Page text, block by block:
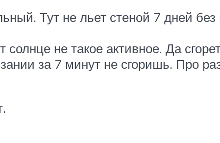
Тут не льет стеной 7 дней
солнце не такое активное. Да
за 7 минут не сгоришь. Про